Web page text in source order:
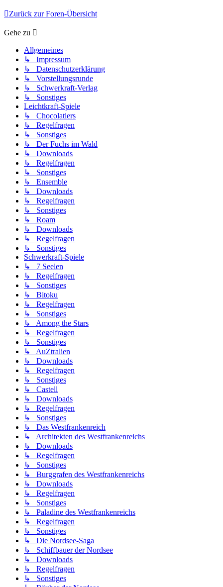
Zurück zur Foren-Übersicht
Gehe zu
Allgemeines
↳ Impressum
↳ Datenschutzerklärung
↳ Vorstellungsrunde
↳ Schwerkraft-Verlag
↳ Sonstiges
Leichtkraft-Spiele
↳ Chocolatiers
↳ Regelfragen
↳ Sonstiges
↳ Der Fuchs im Wald
↳ Downloads
↳ Regelfragen
↳ Sonstiges
↳ Ensemble
↳ Downloads
↳ Regelfragen
↳ Sonstiges
↳ Roam
↳ Downloads
↳ Regelfragen
↳ Sonstiges
Schwerkraft-Spiele
↳ 7 Seelen
↳ Regelfragen
↳ Sonstiges
↳ Bitoku
↳ Regelfragen
↳ Sonstiges
↳ Among the Stars
↳ Regelfragen
↳ Sonstiges
↳ AuZtralien
↳ Downloads
↳ Regelfragen
↳ Sonstiges
↳ Castell
↳ Downloads
↳ Regelfragen
↳ Sonstiges
↳ Das Westfrankenreich
↳ Architekten des Westfrankenreichs
↳ Downloads
↳ Regelfragen
↳ Sonstiges
↳ Burggrafen des Westfrankenreichs
↳ Downloads
↳ Regelfragen
↳ Sonstiges
↳ Paladine des Westfrankenreichs
↳ Regelfragen
↳ Sonstiges
↳ Die Nordsee-Saga
↳ Schiffbauer der Nordsee
↳ Downloads
↳ Regelfragen
↳ Sonstiges